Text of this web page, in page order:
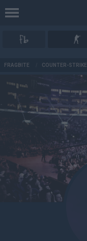
FRAGBITE COUNTER-STRIKE